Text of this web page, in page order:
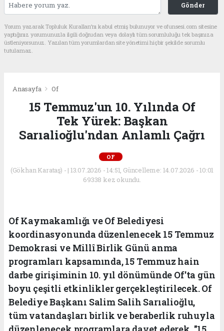
Gönder
Yorum yazarak Topluluk Kuralları’nı kabul etmiş bulunuyor ve ofunsesi.com sitesine
yaptığınız yorumunuzla ilgili doğrudan veya dolaylı tüm sorumluluğu tek başınıza
üstleniyorsunuz. Yazılan tüm yorumlardan site yönetimi hiçbir şekilde sorumlu
tutulamaz.
Anasayfa Of
15 Temmuz'un 10. Yılında Of
Tek Yürek: Başkan
Sarıalioğlu'ndan Anlamlı Çağrı
OF
(Gökhan Karataş) - | 13.07.2026 - 14:51, Güncelleme: 14.07.2026 - 10:01
69338 kez okundu.
Of Kaymakamlığı ve Of Belediyesi
koordinasyonunda düzenlenecek 15 Temmuz
Demokrasi ve Millî Birlik Günü anma
programları kapsamında, 15 Temmuz hain
darbe girişiminin 10. yıl dönümünde Of'ta gün
boyu çeşitli etkinlikler gerçekleştirilecek. Of
Belediye Başkanı Salim Salih Sarıalioğlu,
tüm vatandaşları birlik ve beraberlik ruhuyla